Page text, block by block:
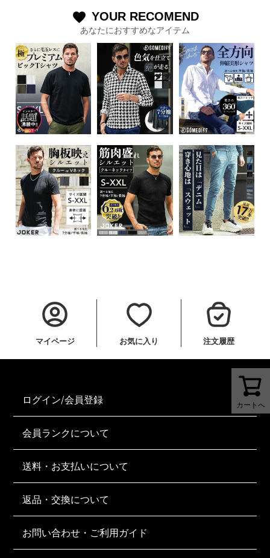
カートへ
favorite YOUR RECOMEND
あなたにおすすめなアイテム
マイページ お気に入り 注文履歴
ログイン/会員登録
会員ランクについて
送料・お支払いについて
返品・交換について
お問い合わせ・ご利用ガイド